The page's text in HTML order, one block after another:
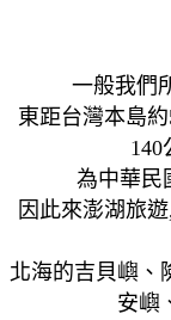
一般我們
東距台灣本島
140
為中華民
因此來澎湖旅
北海的吉貝嶼、
安嶼